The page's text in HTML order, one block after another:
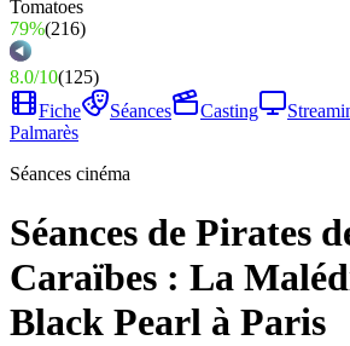
79%(216)
8.0/10(125)
Fiche
Séances Casting
Palmarès
Séances cinéma
Séances de Pirates
Caraïbes : La
Black Pearl à Paris